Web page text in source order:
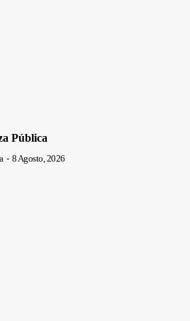
Pública
- 8 Agosto, 2026